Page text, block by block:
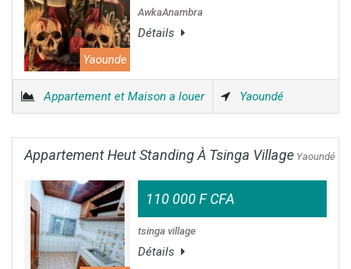
Yaounde
AwkaAnambra
Détails
Appartement et Maison a louer Yaoundé
Appartement Heut Standing À Tsinga Village Yaoundé
110 000 F CFA
tsinga village
Détails